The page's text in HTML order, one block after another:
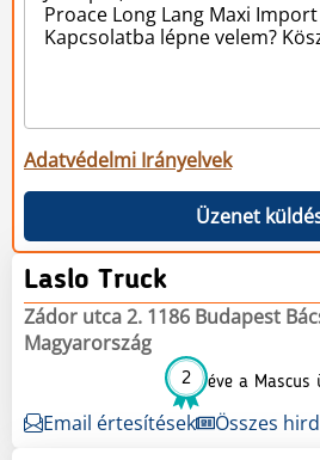
Adatvédelmi Irányelvek
Üzenet
Laslo Truck
Zádor utca 2. 1186 Budapest
Magyarország
2 éve a Mascus
Email értesítések Összes